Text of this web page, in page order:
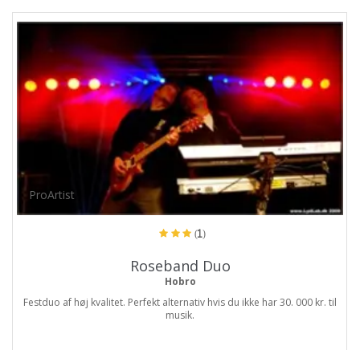
ProArtist
(1)
Roseband Duo
Hobro
Festduo af høj kvalitet. Perfekt alternativ hvis du ikke har 30. 000 kr. til
musik.